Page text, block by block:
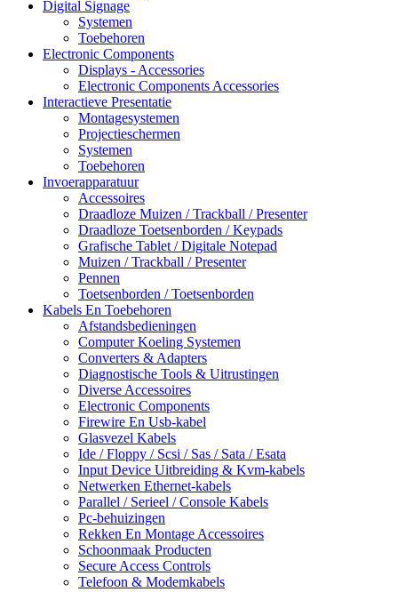
Digital Signage
Systemen
Toebehoren
Electronic Components
Displays - Accessories
Electronic Components Accessories
Interactieve Presentatie
Montagesystemen
Projectieschermen
Systemen
Toebehoren
Invoerapparatuur
Accessoires
Draadloze Muizen / Trackball / Presenter
Draadloze Toetsenborden / Keypads
Grafische Tablet / Digitale Notepad
Muizen / Trackball / Presenter
Pennen
Toetsenborden / Toetsenborden
Kabels En Toebehoren
Afstandsbedieningen
Computer Koeling Systemen
Converters & Adapters
Diagnostische Tools & Uitrustingen
Diverse Accessoires
Electronic Components
Firewire En Usb-kabel
Glasvezel Kabels
Ide / Floppy / Scsi / Sas / Sata / Esata
Input Device Uitbreiding & Kvm-kabels
Netwerken Ethernet-kabels
Parallel / Serieel / Console Kabels
Pc-behuizingen
Rekken En Montage Accessoires
Schoonmaak Producten
Secure Access Controls
Telefoon & Modemkabels